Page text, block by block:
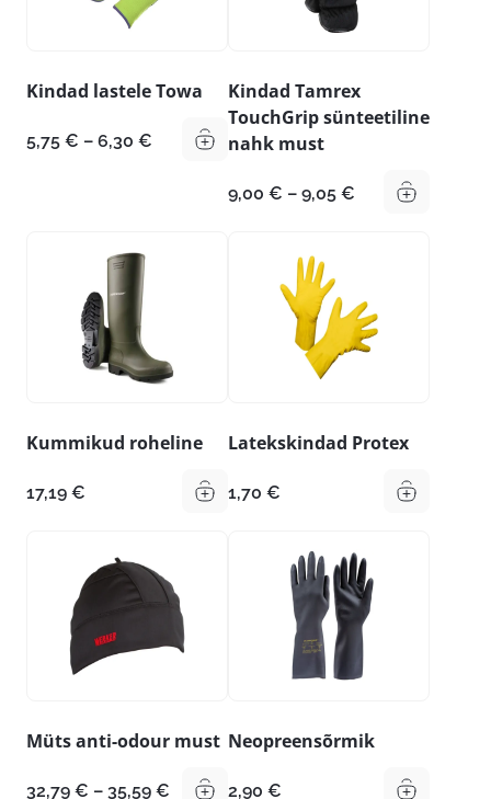
Kindad lastele Towa
5,75 € – 6,30 € Hinnavahemik:
Kindad Tamrex
TouchGrip sünteetiline
nahk must
9,00 € – 9,05 € Hinnavahemik:
Kummikud roheline
17,19 €
Latekskindad Protex
1,70 €
Müts anti-odour must
32,79 € – 35,59 € Hinnavahemik:
Neopreensõrmik
2,90 €